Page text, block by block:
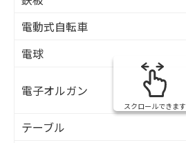
電動式自転車
電球
電子オルガン
テーブル
スクロールできます